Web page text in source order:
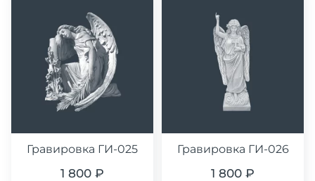
Гравировка ГИ-025
1 800 ₽
Гравировка ГИ-026
1 800 ₽